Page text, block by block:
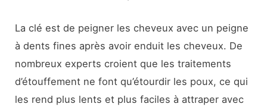
La clé est de peigner les cheveux avec un peigne
à dents fines après avoir enduit les cheveux. De
nombreux experts croient que les traitements
d’étouffement ne font qu’étourdir les poux, ce qui
les rend plus lents et plus faciles à attraper avec